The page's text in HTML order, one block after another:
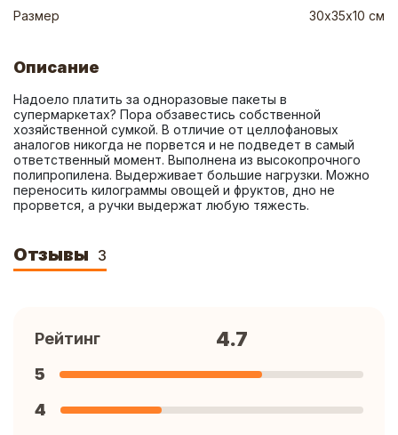
Размер
30х35х10 см
Описание
Надоело платить за одноразовые пакеты в
супермаркетах? Пора обзавестись собственной
хозяйственной сумкой. В отличие от целлофановых
аналогов никогда не порвется и не подведет в самый
ответственный момент. Выполнена из высокопрочного
полипропилена. Выдерживает большие нагрузки. Можно
переносить килограммы овощей и фруктов, дно не
прорвется, а ручки выдержат любую тяжесть.
Отзывы 3
Рейтинг 4.7
5
4